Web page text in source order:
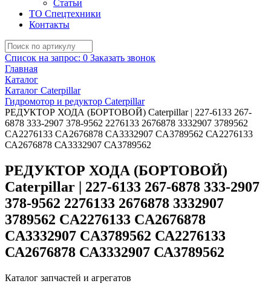
Статьи
ТО Спецтехники
Контакты
Список на запрос: 0 Заказать звонок
Главная
Каталог
Каталог Caterpillar
Гидромотор и редуктор Caterpillar
РЕДУКТОР ХОДА (БОРТОВОЙ) Caterpillar | 227-6133 267-
6878 333-2907 378-9562 2276133 2676878 3332907 3789562
CA2276133 CA2676878 CA3332907 CA3789562 СА2276133
СА2676878 СА3332907 СА3789562
РЕДУКТОР ХОДА (БОРТОВОЙ)
Caterpillar | 227-6133 267-6878 333-2907
378-9562 2276133 2676878 3332907
3789562 CA2276133 CA2676878
CA3332907 CA3789562 СА2276133
СА2676878 СА3332907 СА3789562
Каталог запчастей и агрегатов